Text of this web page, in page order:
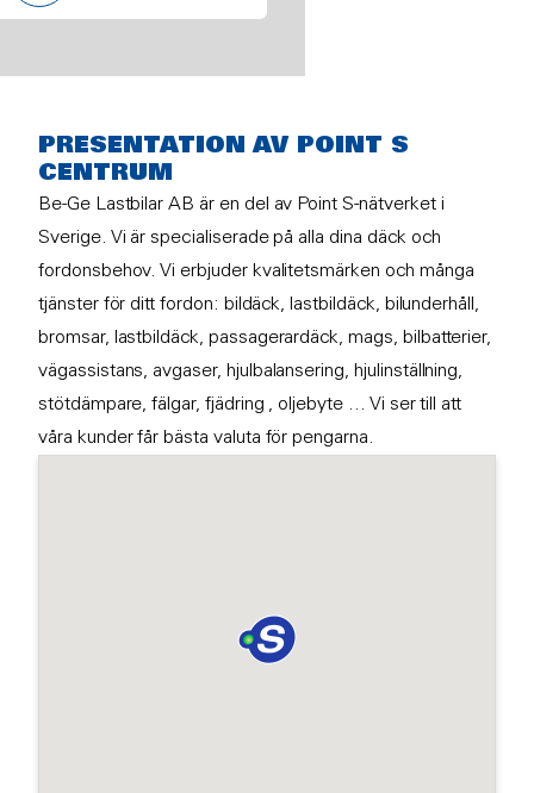
PRESENTATION AV POINT S
CENTRUM
Be-Ge Lastbilar AB är en del av Point S-nätverket i
Sverige. Vi är specialiserade på alla dina däck och
fordonsbehov. Vi erbjuder kvalitetsmärken och många
tjänster för ditt fordon: bildäck, lastbildäck, bilunderhåll,
bromsar, lastbildäck, passagerardäck, mags, bilbatterier,
vägassistans, avgaser, hjulbalansering, hjulinställning,
stötdämpare, fälgar, fjädring , oljebyte ... Vi ser till att
våra kunder får bästa valuta för pengarna.